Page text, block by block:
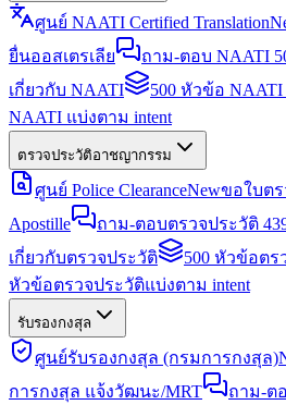
ศูนย์ NAATI Certified Translation
ยื่นออสเตรเลีย
ถาม-ตอบ NAATI
เกี่ยวกับ NAATI
500 หัวข้อ
NAATI แบ่งตาม intent
ตรวจประวัติอาชญากรรม
ศูนย์ Police ClearanceNewขอใบต
Apostille
ถาม-ตอบตรวจประวัติ
เกี่ยวกับตรวจประวัติ
500 หัวข้อต
หัวข้อตรวจประวัติแบ่งตาม intent
รับรองกงสุล
ศูนย์รับรองกงสุล (กรมการกงสุล)
การกงสุล แจ้งวัฒนะ/MRT
ถาม-ต